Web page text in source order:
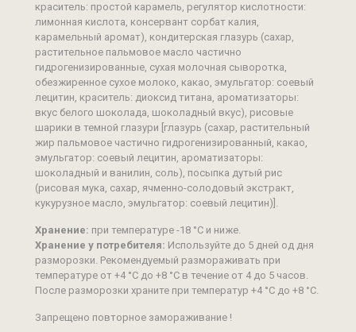
краситель: простой карамель, регулятор кислотности:
лимонная кислота, консервант сорбат калия,
карамельный аромат), кондитерская глазурь (сахар,
растительное пальмовое масло частично
гидрогенизированные, сухая молочная сыворотка,
обезжиренное сухое молоко, какао, эмульгатор: соевый
лецитин, краситель: диоксид титана, ароматизаторы:
вкус белого шоколада, шоколадный вкус), рисовые
шарики в темной глазури [глазурь (сахар, растительный
жир пальмовое частично гидрогенизированный, какао,
эмульгатор: соевый лецитин, ароматизаторы:
шоколадный и ванилин, соль), посыпка дутый рис
(рисовая мука, сахар, ячменно-солодовый экстракт,
кукурузное масло, эмульгатор: соевый лецитин)].
Хранение: при температуре -18 °С и ниже.
Хранение у потребителя: Используйте до 5 дней од дня
разморозки. Рекомендуемый размораживать при
температуре от +4 °С до +8 °С в течение от 4 до 5 часов.
После разморозки храните при температур +4 °С до +8 °С.
Запрещено повторное замораживание !